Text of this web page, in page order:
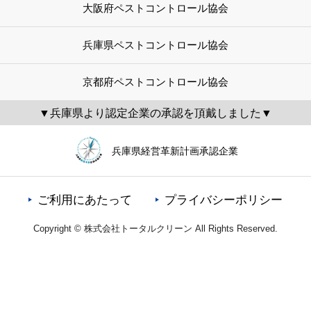
大阪府ペストコントロール協会
兵庫県ペストコントロール協会
京都府ペストコントロール協会
▼兵庫県より認定企業の承認を頂戴しました▼
兵庫県経営革新計画承認企業
ご利用にあたって プライバシーポリシー
Copyright © 株式会社トータルクリーン All Rights Reserved.